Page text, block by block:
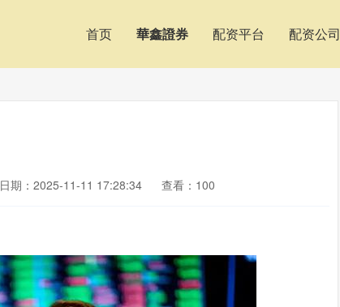
首页 華鑫證券 配资平台 配资公司
日期：2025-11-11 17:28:34 查看：100